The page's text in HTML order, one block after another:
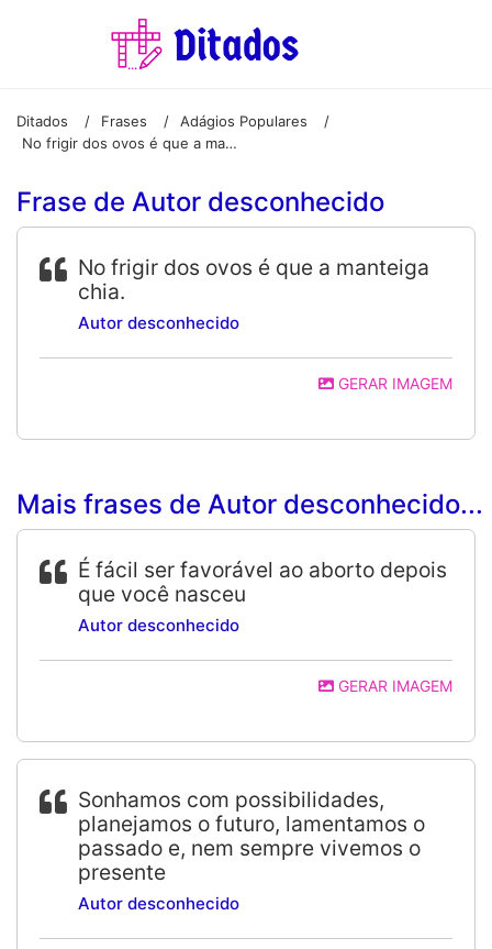
Ditados / Frases / Adágios Populares
/
No frigir dos ovos é que a manteiga chia.
Frase de Autor desconhecido
No frigir dos ovos é que a manteiga
chia.
Autor desconhecido
GERAR IMAGEM
Mais frases de Autor desconhecido...
É fácil ser favorável ao aborto depois
que você nasceu
Autor desconhecido
GERAR IMAGEM
Sonhamos com possibilidades,
planejamos o futuro, lamentamos o
passado e, nem sempre vivemos o
presente
Autor desconhecido